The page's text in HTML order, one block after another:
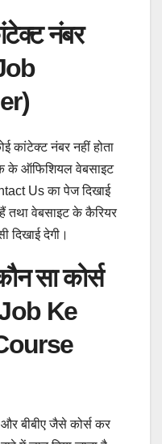
नंबर
कांटेक्ट नंबर नहीं होता
के ऑफिशियल वेबसाइट
Us का पेज दिखाई
वेबसाइट के कैरियर
देगी।
सा कोर्स
Ke
बीबीए जैसे कोर्स कर